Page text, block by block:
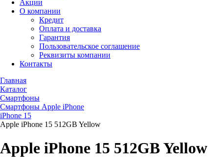
Акции
О компании
Кредит
Оплата и доставка
Гарантия
Пользовательское соглашение
Реквизиты компании
Контакты
Главная
Каталог
Смартфоны
Смартфоны Apple iPhone
iPhone 15
Apple iPhone 15 512GB Yellow
Apple iPhone 15 512GB Yellow